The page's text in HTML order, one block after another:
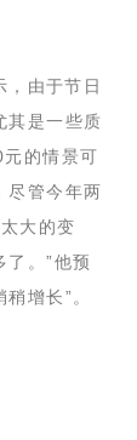
由于节日
其是一些质
的情景可
尽管今年两
大的变
了。”他预
增长”。